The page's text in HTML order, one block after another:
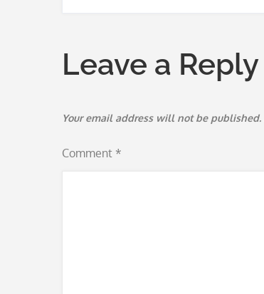
Leave a Reply
Your email address will not be published.
Comment *